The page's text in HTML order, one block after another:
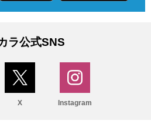
ラ公式SNS
X Instagram